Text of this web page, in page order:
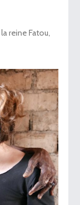
reine Fatou,